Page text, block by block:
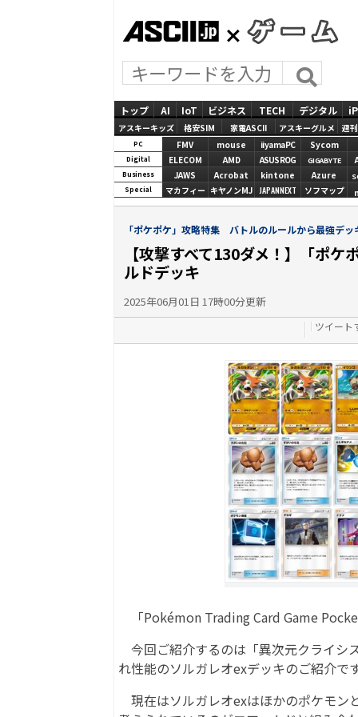
トップ AI IoT ビジネス TECH デジタル
アスキーキッズ 格安SIM 家電ASCII アスキーグルメ 週
PC FMV mouse iiyamaPC Sycom
Digital ELECOM AMD ASUS ROG GIGABYTE
Business JAWS Acrobat kintone Azure
Special マカフィー キヤノンMJ JAPANNEXT ソフマップ
「ポケポケ」攻略特集 バトルのルールから最強デッ
【攻撃すべて130ダメ！】「ポ
ルドデッキ
2025年06月01日 17時00分更新
ツイート
「Pokémon Trading Card Game
今回ご紹介するのは「異次元クライシ
れ性能のソルガレオexデッキのご紹介で
現在はソルガレオexはほかのポケモン